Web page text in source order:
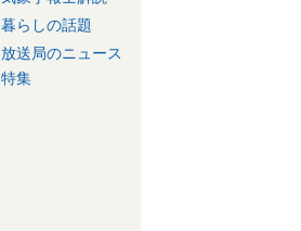
暮らしの話題
放送局のニュース
特集